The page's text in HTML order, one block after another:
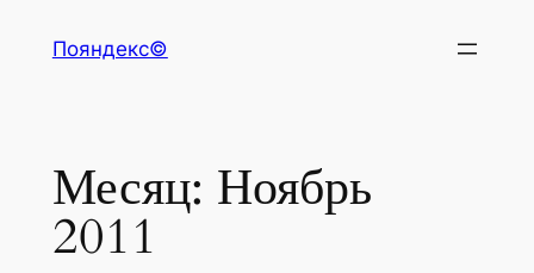
Пояндекс©
Месяц: Ноябрь
2011